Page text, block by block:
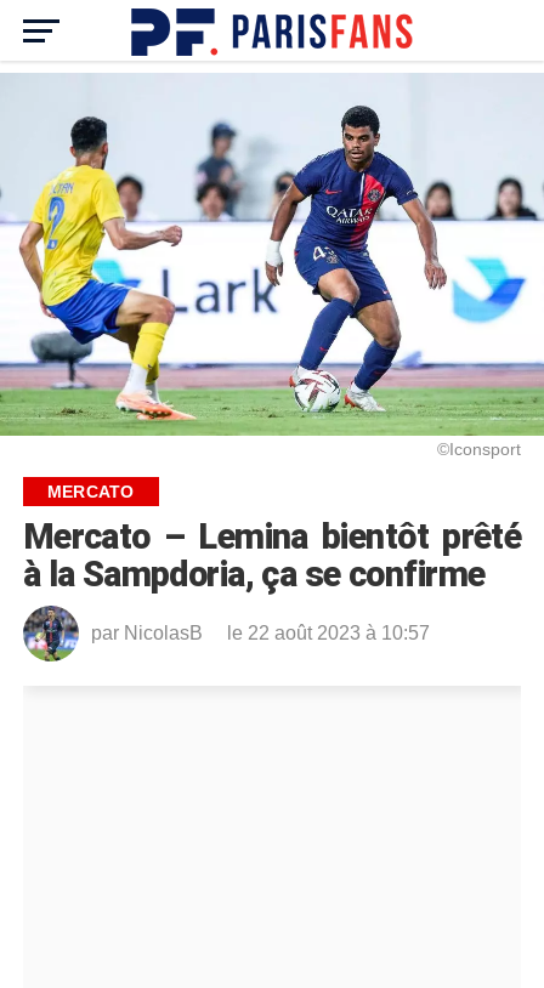
©Iconsport
MERCATO
Mercato – Lemina bientôt prêté
à la Sampdoria, ça se confirme
par NicolasB le 22 août 2023 à 10:57